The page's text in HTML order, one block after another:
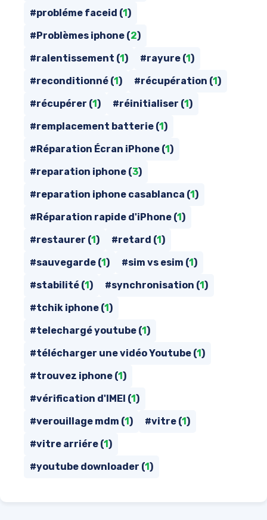
#probléme faceid (1 )
#Problèmes iphone (2)
#ralentissement (1 ) #rayure (1 )
#reconditionné (1 ) #récupération (1 )
#récupérer (1 ) #réinitialiser (1 )
#remplacement batterie (1 )
#Réparation Écran iPhone (1 )
#reparation iphone (3)
#reparation iphone casablanca (1 )
#Réparation rapide d'iPhone (1 )
#restaurer (1 ) #retard (1 )
#sauvegarde (1 ) #sim vs esim (1 )
#stabilité (1 ) #synchronisation (1 )
#tchik iphone (1 )
#telechargé youtube (1 )
#télécharger une vidéo Youtube (1 )
#trouvez iphone (1 )
#vérification d'IMEI (1 )
#verouillage mdm (1 ) #vitre (1 )
#vitre arriére (1 )
#youtube downloader (1 )